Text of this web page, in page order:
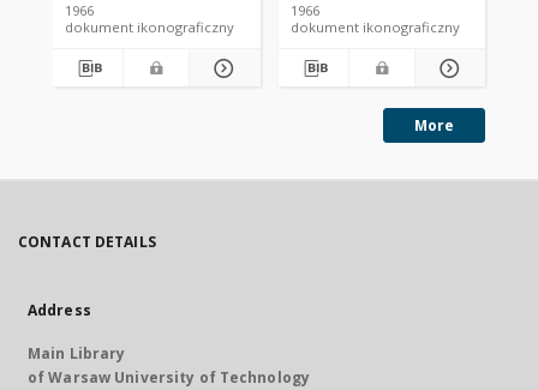
i IV z podziałem
pomieszczeń
1966
dokument ikonograficzny
widokiem na ścianę
zachodnią i wschodnią,
1966
dokument ikonograficzny
More
CONTACT DETAILS
Address
Main Library
of Warsaw University of Technology